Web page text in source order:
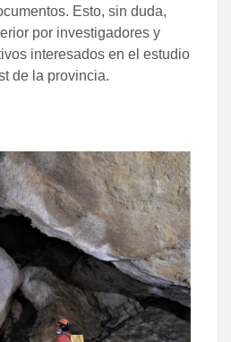
Esto, sin duda,
por investigadores y
interesados en el estudio
de la provincia.